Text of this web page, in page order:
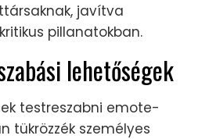
javítva
pillanatokban.
lehetőségek
testreszabni emote-
tükrözzék személyes